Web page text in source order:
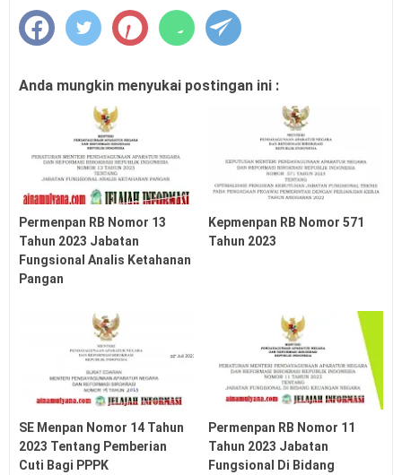
Anda mungkin menyukai postingan ini :
Permenpan RB Nomor 13
Tahun 2023 Jabatan
Fungsional Analis Ketahanan
Pangan
Kepmenpan RB Nomor 571
Tahun 2023
SE Menpan Nomor 14 Tahun
2023 Tentang Pemberian
Cuti Bagi PPPK
Permenpan RB Nomor 11
Tahun 2023 Jabatan
Fungsional Di Bidang